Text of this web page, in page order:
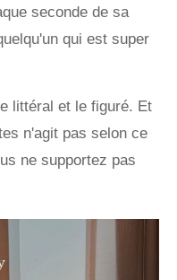
seconde de sa
qui est super
littéral et le figuré. Et
n'agit pas selon ce
ne supportez pas